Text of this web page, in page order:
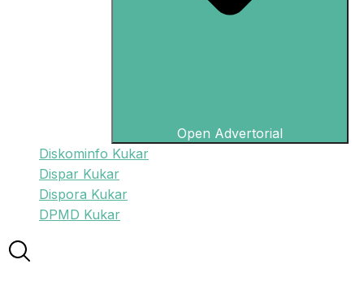
Open Advertorial
Diskominfo Kukar
Dispar Kukar
Dispora Kukar
DPMD Kukar